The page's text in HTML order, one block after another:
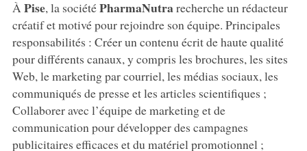
À Pise, la sociétéPharmaNutrarecherche un rédacteur
créatif et motivé pour rejoindre son équipe. Principales
responsabilités : Créer un contenu écrit de haute qualité
pour différents canaux, y compris les brochures, les sites
Web, le marketing par courriel, les médias sociaux, les
communiqués de presse et les articles scientifiques ;
Collaborer avec l’équipe de marketing et de
communication pour développer des campagnes
publicitaires efficaces et du matériel promotionnel ;